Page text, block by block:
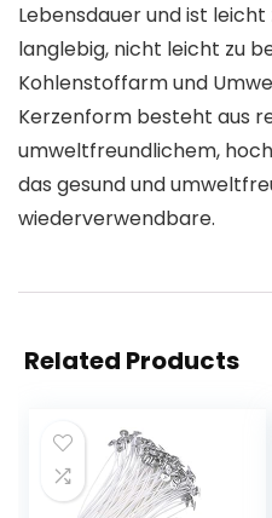
Lebensdauer und ist leicht
langlebig, nicht leicht zu
Kohlenstoffarm und
Kerzenform besteht aus
umweltfreundlichem,
das gesund und
wiederverwendbare.
Related Products